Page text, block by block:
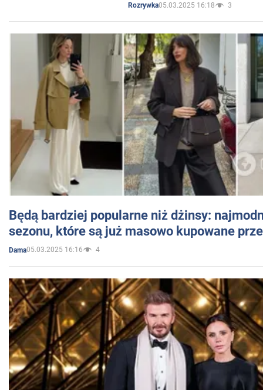
Rozrywka05.03.2025 16:18 3
Będą bardziej popularne niż dżinsy:
sezonu, które są już masowo kupowane
Dama05.03.2025 16:16 4